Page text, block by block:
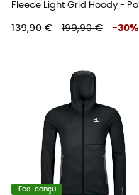
139,90 € 199,90 € -30%
Eco-conçu